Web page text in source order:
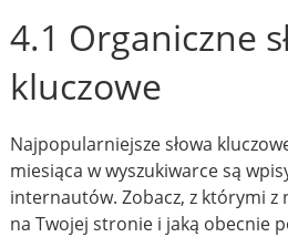
4.1 Organiczne
kluczowe
Najpopularniejsze słowa
miesiąca w wyszukiwarce są
internautów. Zobacz, z którymi z
na Twojej stronie i jaką obecnie